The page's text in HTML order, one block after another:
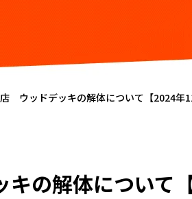
ウッドデッキの解体について【2024年
の解体について